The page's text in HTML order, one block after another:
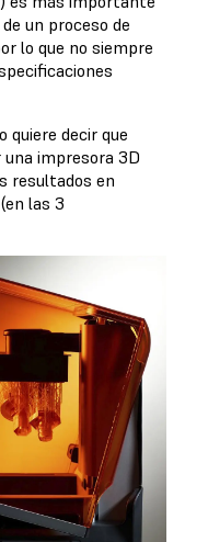
un proceso de
lo que no siempre
quiere decir que
impresora 3D
resultados en
las 3